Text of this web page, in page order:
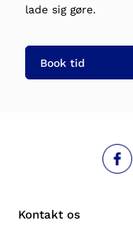
lade sig gøre.
Book tid
Kontakt os